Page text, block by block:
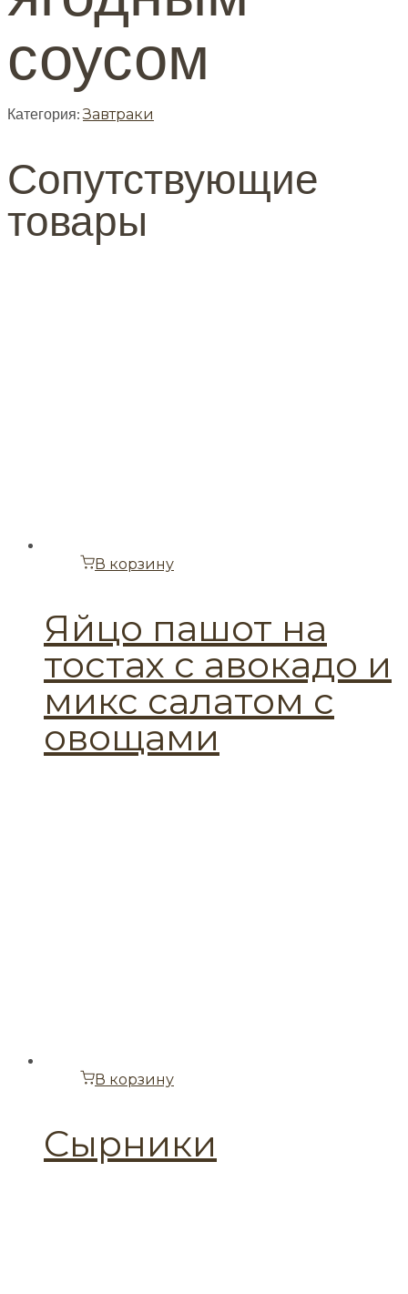
соусом
Категория:Завтраки
Сопутствующие
товары
В корзину
Яйцо пашот на
тостах с авокадо и
микс салатом с
овощами
В корзину
Сырники